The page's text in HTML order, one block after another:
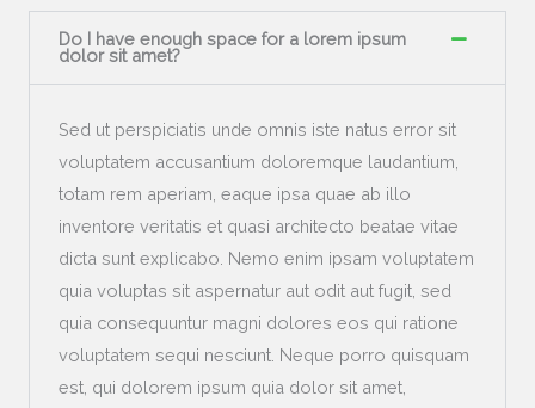
Do I have enough space for a lorem ipsum
dolor sit amet?
Sed ut perspiciatis unde omnis iste natus error sit
voluptatem accusantium doloremque laudantium,
totam rem aperiam, eaque ipsa quae ab illo
inventore veritatis et quasi architecto beatae vitae
dicta sunt explicabo. Nemo enim ipsam voluptatem
quia voluptas sit aspernatur aut odit aut fugit, sed
quia consequuntur magni dolores eos qui ratione
voluptatem sequi nesciunt. Neque porro quisquam
est, qui dolorem ipsum quia dolor sit amet,